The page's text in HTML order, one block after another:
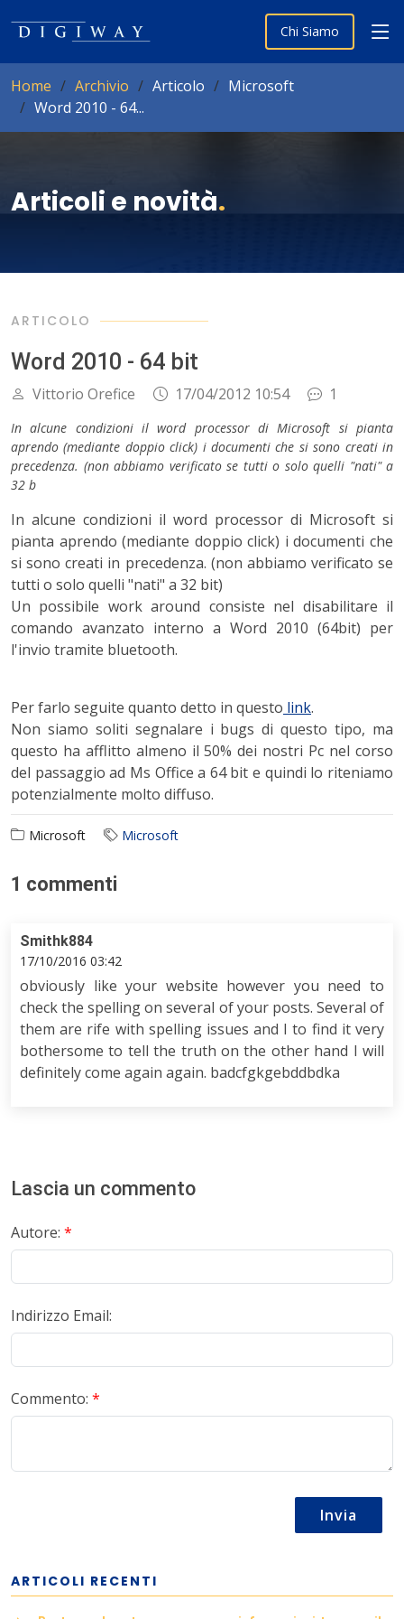
Chi Siamo
Home Archivio Articolo
Microsoft
Word 2010 - 64...
Articoli e novità.
ARTICOLO
Word 2010 - 64 bit
Vittorio Orefice 17/04/2012 10:54 1
In alcune condizioni il word processor di Microsoft si pianta
aprendo (mediante doppio click) i documenti che si sono creati in
precedenza. (non abbiamo verificato se tutti o solo quelli "nati" a
32 b
In alcune condizioni il word processor di Microsoft si
pianta aprendo (mediante doppio click) i documenti che
si sono creati in precedenza. (non abbiamo verificato se
tutti o solo quelli "nati" a 32 bit)
Un possibile work around consiste nel disabilitare il
comando avanzato interno a Word 2010 (64bit) per
l'invio tramite bluetooth.
Per farlo seguite quanto detto in questo link.
Non siamo soliti segnalare i bugs di questo tipo, ma
questo ha afflitto almeno il 50% dei nostri Pc nel corso
del passaggio ad Ms Office a 64 bit e quindi lo riteniamo
potenzialmente molto diffuso.
Microsoft Microsoft
1 commenti
Smithk884
17/10/2016 03:42
obviously like your website however you need to
check the spelling on several of your posts. Several of
them are rife with spelling issues and I to find it very
bothersome to tell the truth on the other hand I will
definitely come again again. badcfgkgebddbdka
Lascia un commento
Autore: *
Indirizzo Email:
Commento: *
Invia
ARTICOLI RECENTI